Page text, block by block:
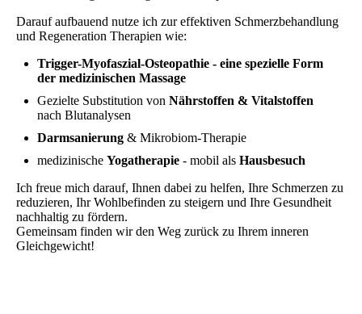
Darauf aufbauend nutze ich zur effektiven Schmerzbehandlung
und Regeneration Therapien wie:
Trigger-Myofaszial-Osteopathie - eine spezielle Form
der medizinischen Massage
Gezielte Substitution von Nährstoffen & Vitalstoffen
nach Blutanalysen
Darmsanierung & Mikrobiom-Therapie
medizinische Yogatherapie - mobil als Hausbesuch
Ich freue mich darauf, Ihnen dabei zu helfen, Ihre Schmerzen zu
reduzieren, Ihr Wohlbefinden zu steigern und Ihre Gesundheit
nachhaltig zu fördern.
Gemeinsam finden wir den Weg zurück zu Ihrem inneren
Gleichgewicht!